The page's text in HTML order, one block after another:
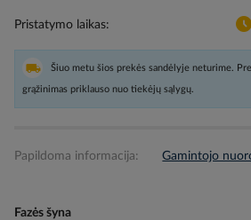
Pristatymo laikas
Šiuo metu šios prekės sandėlyje neturime.
grąžinimas priklauso nuo tiekėjų sąlygų.
Papildoma informacija: Gamintojo
Fazės šyna